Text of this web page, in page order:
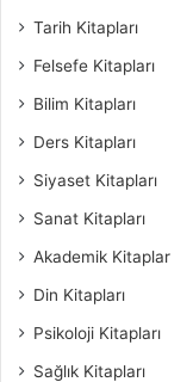
Tarih Kitapları
Felsefe Kitapları
Bilim Kitapları
Ders Kitapları
Siyaset Kitapları
Sanat Kitapları
Akademik Kitaplar
Din Kitapları
Psikoloji Kitapları
Sağlık Kitapları